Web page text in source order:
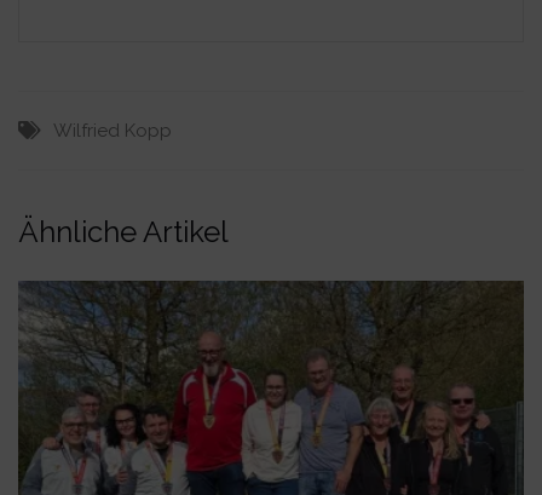
Wilfried Kopp
Ähnliche Artikel